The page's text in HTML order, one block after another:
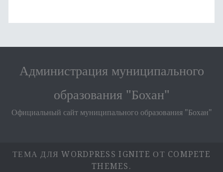
Администрация муниципального
образования "Бохан"
Официальный сайт муниципального образования "Бохан"
ТЕМА ДЛЯ WORDPRESS IGNITE ОТ COMPETE
THEMES.